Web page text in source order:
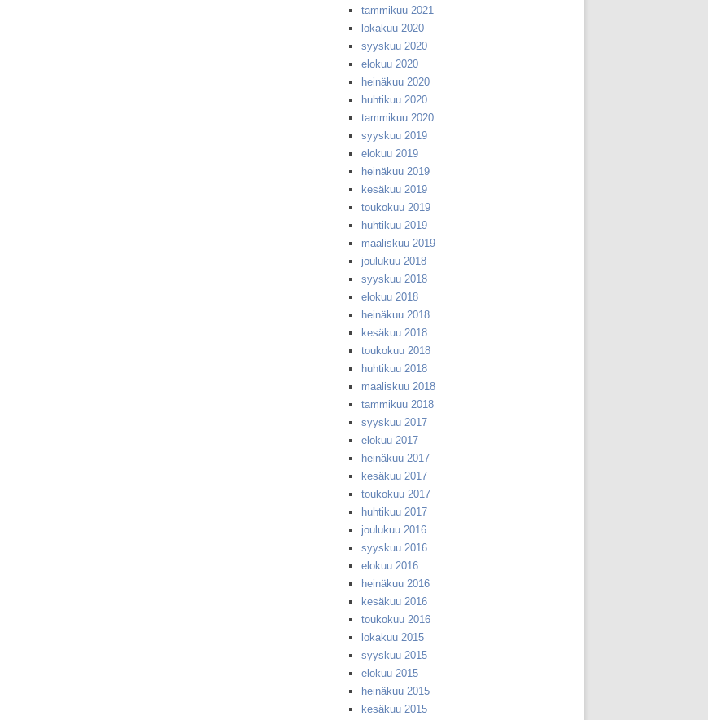
tammikuu 2021
lokakuu 2020
syyskuu 2020
elokuu 2020
heinäkuu 2020
huhtikuu 2020
tammikuu 2020
syyskuu 2019
elokuu 2019
heinäkuu 2019
kesäkuu 2019
toukokuu 2019
huhtikuu 2019
maaliskuu 2019
joulukuu 2018
syyskuu 2018
elokuu 2018
heinäkuu 2018
kesäkuu 2018
toukokuu 2018
huhtikuu 2018
maaliskuu 2018
tammikuu 2018
syyskuu 2017
elokuu 2017
heinäkuu 2017
kesäkuu 2017
toukokuu 2017
huhtikuu 2017
joulukuu 2016
syyskuu 2016
elokuu 2016
heinäkuu 2016
kesäkuu 2016
toukokuu 2016
lokakuu 2015
syyskuu 2015
elokuu 2015
heinäkuu 2015
kesäkuu 2015